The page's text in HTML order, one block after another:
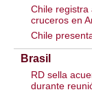
Chile registra
cruceros en
Chile
Brasil
RD sella
durante